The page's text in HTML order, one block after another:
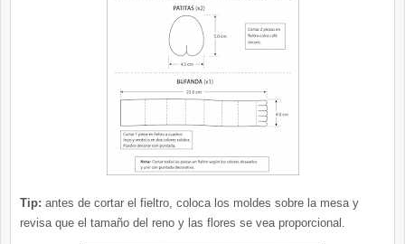
Tip: antes de cortar el fieltro, coloca los moldes sobre la mesa y
revisa que el tamaño del reno y las flores se vea proporcional.